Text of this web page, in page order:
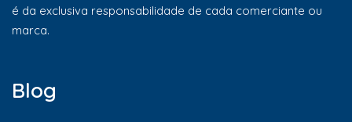
é da exclusiva responsabilidade de cada comerciante ou
marca.
Blog